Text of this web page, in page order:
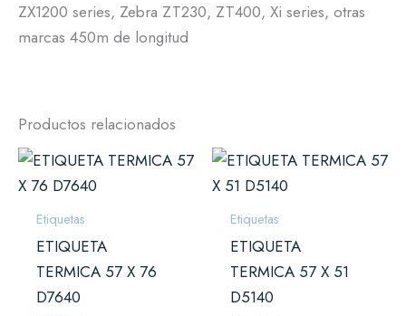
ZX1200 series, Zebra ZT230, ZT400, Xi series, otras
marcas 450m de longitud
Productos relacionados
Etiquetas
ETIQUETA
TERMICA 57 X 76
D7640
Etiquetas
ETIQUETA
TERMICA 57 X 51
D5140